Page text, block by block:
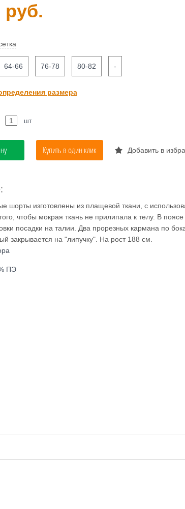
руб.
64-66 76-78 80-82 -
размера
шт
Купить в один клик Добавить в
шорты изготовлены из плащевой ткани, с
чтобы мокрая ткань не прилипала к телу. В
посадки на талии. Два прорезных кармана по
закрывается на "липучку". На рост 188 см.
ПЭ